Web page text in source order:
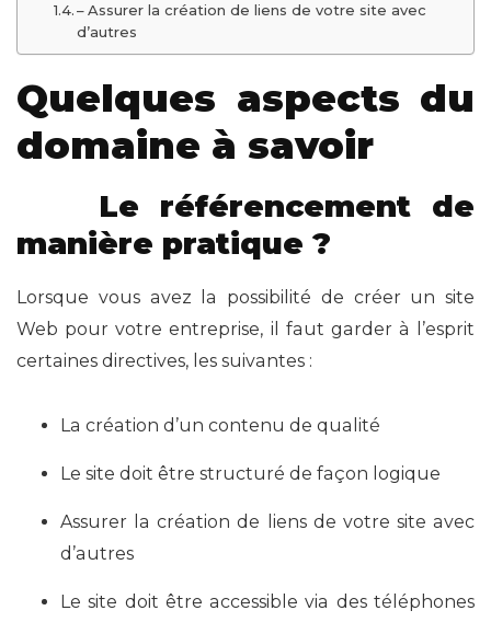
– Assurer la création de liens de votre site avec
d’autres
Quelques aspects du
domaine à savoir
Le référencement de
manière pratique ?
Lorsque vous avez la possibilité de créer un site
Web pour votre entreprise, il faut garder à l’esprit
certaines directives, les suivantes :
La création d’un contenu de qualité
Le site doit être structuré de façon logique
Assurer la création de liens de votre site avec
d’autres
Le site doit être accessible via des téléphones